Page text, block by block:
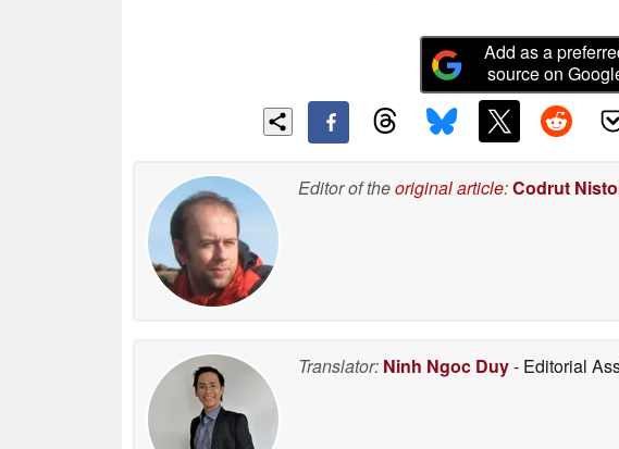
Add as a
source on
Editor of theoriginal article:Codrut
Translator: Ninh Ngoc Duy- Editorial